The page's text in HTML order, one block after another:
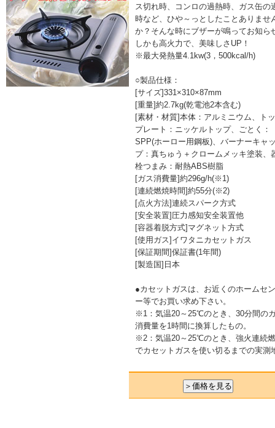
ス切れ時、コンロの過熱時、ガス缶の
時など、ひや～っとしたことありませ
か？そんな時にブザーが鳴ってお知ら
しかも高火力で、美味しさUP！
※最大発熱量4.1kw(3，500kcal/h)
○製品仕様：
[サイズ]331×310×87mm
[重量]約2.7kg(乾電池2本含む)
[素材・材質]本体：アルミニウム、ト
プレート：ニッケルトップ、ごとく：
SPP(ホーロー用鋼板)、バーナーキャ
プ：真ちゅう＋クロームメッキ塗装、
栓つまみ：耐熱ABS樹脂
[ガス消費量]約296g/h(※1)
[連続燃焼時間]約55分(※2)
[点火方法]連続スパーク方式
[安全装置]圧力感知安全装置他
[容器着脱方式]マグネット方式
[使用ガス]イワタニカセットガス
[保証期間]保証書(1年間)
[製造国]日本
●カセットガスは、お近くのホームセ
ー等でお買い求め下さい。
※1：気温20～25℃のとき、30分間の
消費量を1時間に換算したもの。
※2：気温20～25℃のとき、強火連続
でカセットガスを使い切るまでの実測